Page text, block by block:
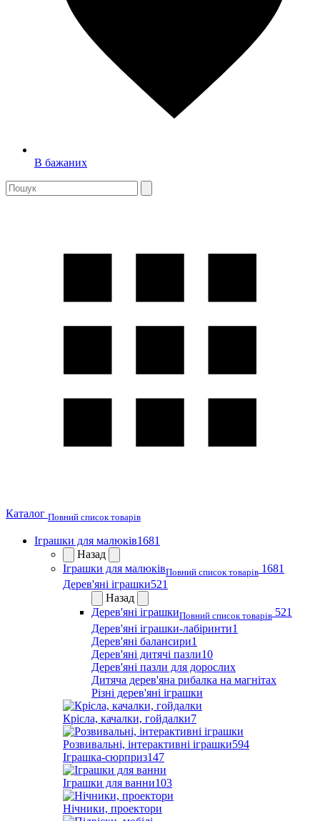
В бажаних
Каталог Повний список товарів
Іграшки для малюків1681
Назад
Іграшки для малюківПовний список товарів 1681
Дерев'яні іграшки521
Назад
Дерев'яні іграшкиПовний список товарів 521
Дерев'яні іграшки-лабіринти1
Дерев'яні балансири1
Дерев'яні дитячі пазли10
Дерев'яні пазли для дорослих
Дитяча дерев'яна рибалка на магнітах
Різні дерев'яні іграшки
Крісла, качалки, гойдалки7
Розвивальні, інтерактивні іграшки594
Іграшка-сюрприз147
Іграшки для ванни103
Нічники, проектори